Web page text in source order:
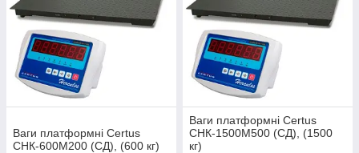
Ваги платформні Certus
СНК-600М200 (СД), (600 кг)
Ваги платформні Certus
СНК-1500М500 (СД), (1500
кг)